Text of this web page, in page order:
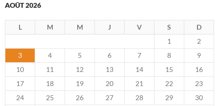
AOÛT 2026
L M M J V S
D
1
2
3
4 5 6 7 8
9
10
11 12 13 14 15
16
17
18 19 20 21 22
23
24
25 26 27 28 29
30